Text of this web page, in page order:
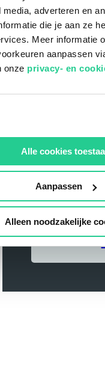
adverteren en
die je aan ze
Meer informatie
aanpassen
onze privacy- en
Alle cookies
Aanpassen
Alleen noodzakelijke